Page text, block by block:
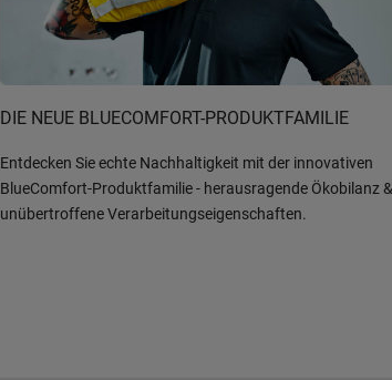
DIE NEUE BLUECOMFORT-PRODUKTFAMILIE
Entdecken Sie echte Nachhaltigkeit mit der innovativen
BlueComfort-Produktfamilie - herausragende Ökobilanz &
unübertroffene Verarbeitungseigenschaften.